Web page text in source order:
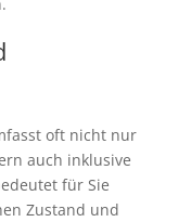
oft nicht nur
auch inklusive
für Sie
Zustand und